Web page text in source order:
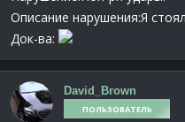
Описание нарушения:Я
Док-ва:
David_Brown
ПОЛЬЗОВАТЕЛЬ